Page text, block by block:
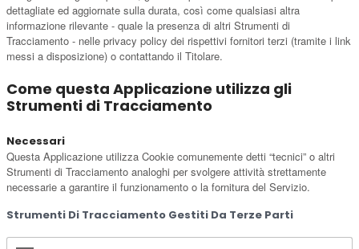
dettagliate ed aggiornate sulla durata, così come qualsiasi altra
informazione rilevante - quale la presenza di altri Strumenti di
Tracciamento - nelle privacy policy dei rispettivi fornitori terzi (tramite i link
messi a disposizione) o contattando il Titolare.
Come questa Applicazione utilizza gli
Strumenti di Tracciamento
Necessari
Questa Applicazione utilizza Cookie comunemente detti “tecnici” o altri
Strumenti di Tracciamento analoghi per svolgere attività strettamente
necessarie a garantire il funzionamento o la fornitura del Servizio.
Strumenti Di Tracciamento Gestiti Da Terze Parti